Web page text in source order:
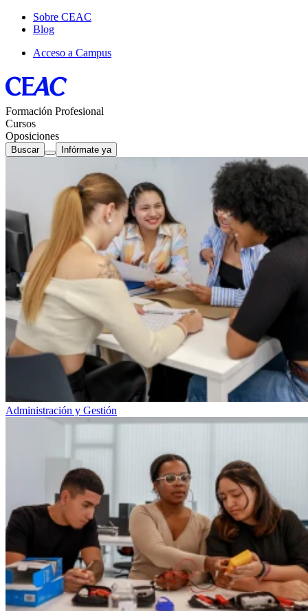
Sobre CEAC
Blog
Acceso a Campus
Formación Profesional
Cursos
Oposiciones
Buscar Infórmate ya
Administración y Gestión